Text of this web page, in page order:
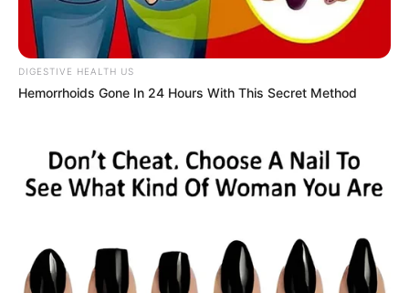
DIGESTIVE HEALTH US
Hemorrhoids Gone In 24 Hours With This Secret Method